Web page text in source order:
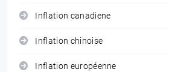
Inflation canadiene
Inflation chinoise
Inflation européenne